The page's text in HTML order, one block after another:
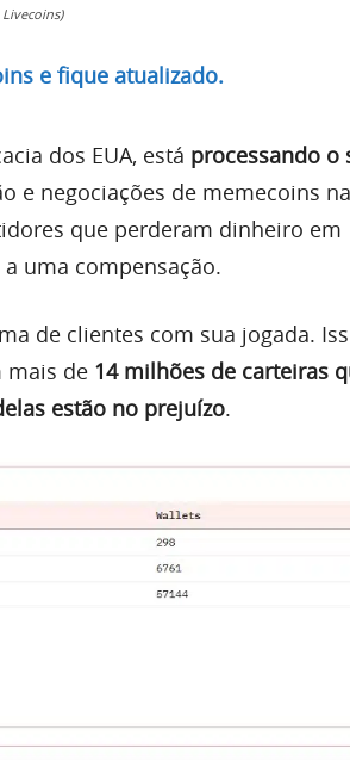
e fique atualizado.
dos EUA, está processando o
e negociações de memecoins
que perderam dinheiro em
uma compensação.
de clientes com sua jogada.
mais de 14 milhões de carteiras
estão no prejuízo.